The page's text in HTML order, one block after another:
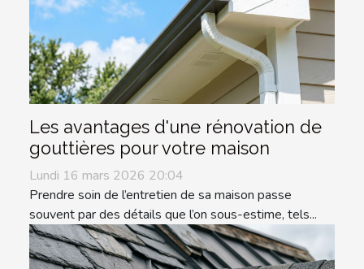
Les avantages d'une rénovation de
gouttières pour votre maison
Lundi 16 mars 2026 20:04
Prendre soin de l’entretien de sa maison passe
souvent par des détails que l’on sous-estime, tels...